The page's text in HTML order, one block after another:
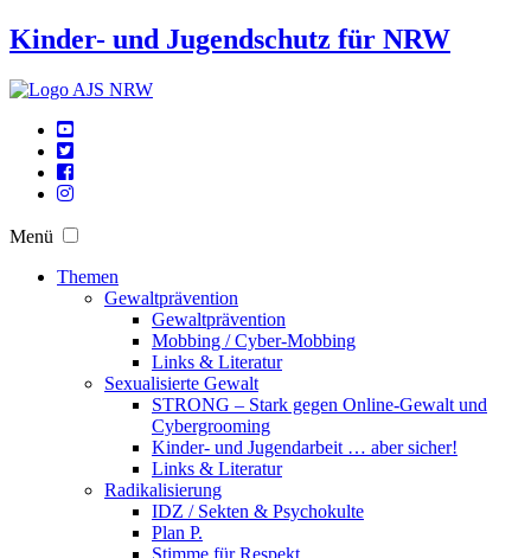
Kinder- und Jugendschutz für NRW
Menü
Themen
Gewaltprävention
Gewaltprävention
Mobbing / Cyber-Mobbing
Links & Literatur
Sexualisierte Gewalt
STRONG – Stark gegen Online-Gewalt und
Cybergrooming
Kinder- und Jugendarbeit … aber sicher!
Links & Literatur
Radikalisierung
IDZ / Sekten & Psychokulte
Plan P.
Stimme für Respekt